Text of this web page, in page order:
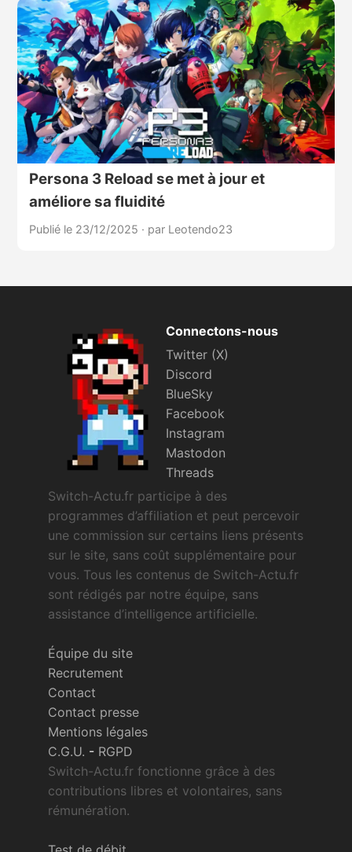
Persona 3 Reload se met à jour et
améliore sa fluidité
Publié le 23/12/2025 · par Leotendo23
Connectons-nous
Twitter (X)
Discord
BlueSky
Facebook
Instagram
Mastodon
Threads
Switch-Actu.fr participe à des
programmes d’affiliation et peut percevoir
une commission sur certains liens présents
sur le site, sans coût supplémentaire pour
vous. Tous les contenus de Switch-Actu.fr
sont rédigés par notre équipe, sans
assistance d’intelligence artificielle.
Équipe du site
Recrutement
Contact
Contact presse
Mentions légales
C.G.U. - RGPD
Switch-Actu.fr fonctionne grâce à des
contributions libres et volontaires, sans
rémunération.